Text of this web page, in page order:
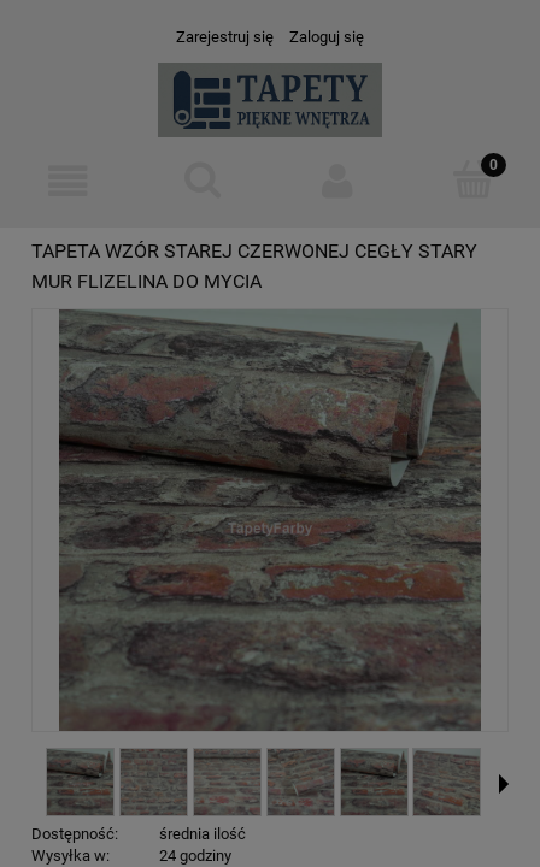
Zarejestruj się Zaloguj się
TAPETA WZÓR STAREJ CZERWONEJ CEGŁY STARY
MUR FLIZELINA DO MYCIA
Dostępność:
średnia ilość
Wysyłka w:
24 godziny